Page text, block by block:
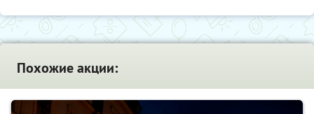
Похожие акции: